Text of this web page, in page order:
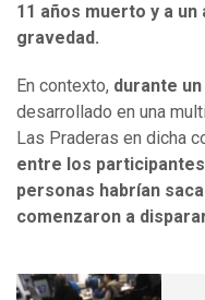
11 años muerto y a
gravedad.
En contexto, durante
desarrollado en una
Las Praderas en dicha
entre los participantes
personas habrían
comenzaron a